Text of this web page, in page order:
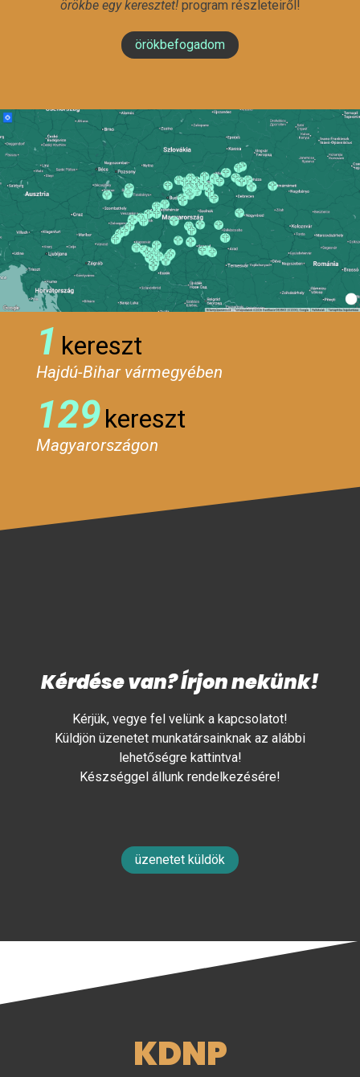
örökbe egy keresztet!program részleteiről!
örökbefogadom
1 kereszt
Hajdú-Bihar vármegyében
129kereszt
Magyarországon
Kérdése van? Írjon nekünk!
Kérjük, vegye fel velünk a kapcsolatot!
Küldjön üzenetet munkatársainknak az alábbi
lehetőségre kattintva!
Készséggel állunk rendelkezésére!
üzenetet küldök
KDNP